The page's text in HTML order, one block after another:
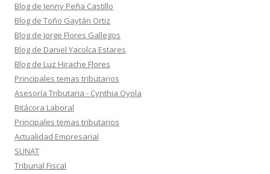
Blog de Jenny Peña Castillo
Blog de Toño Gaytán Ortiz
Blog de Jorge Flores Gallegos
Blog de Daniel Yacolca Estares
Blog de Luz Hirache Flores
Principales temas tributarios
Asesoría Tributaria - Cynthia Oyola
Bitácora Laboral
Principales temas tributarios
Actualidad Empresarial
SUNAT
Tribunal Fiscal